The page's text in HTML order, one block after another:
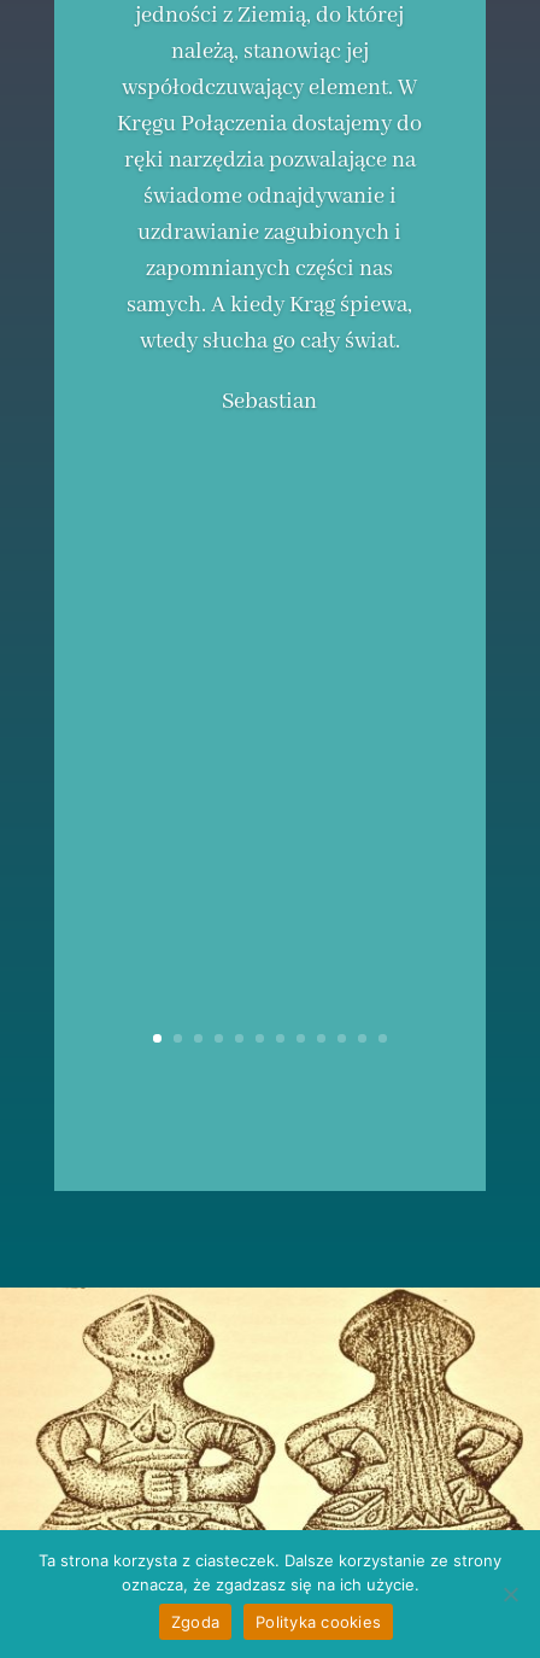
jedności z Ziemią, do której
należą, stanowiąc jej
współodczuwający element. W
Kręgu Połączenia dostajemy do
ręki narzędzia pozwalające na
świadome odnajdywanie i
uzdrawianie zagubionych i
zapomnianych części nas
samych. A kiedy Krąg śpiewa,
wtedy słucha go cały świat.
Sebastian
Ta strona korzysta z ciasteczek. Dalsze korzystanie ze strony
oznacza, że zgadzasz się na ich użycie.
Zgoda
Polityka cookies